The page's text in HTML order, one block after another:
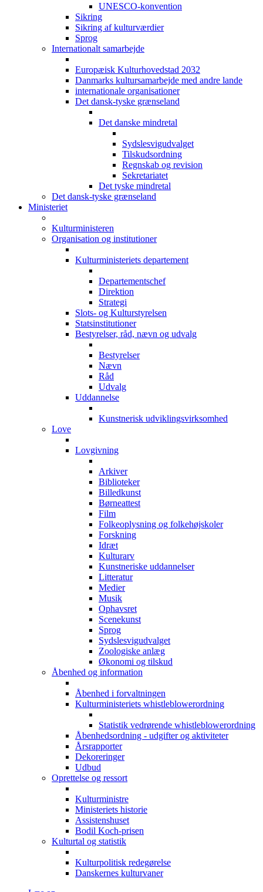
UNESCO-konvention
Sikring
Sikring af kulturværdier
Sprog
Internationalt samarbejde
Europæisk Kulturhovedstad 2032
Danmarks kultursamarbejde med andre lande
internationale organisationer
Det dansk-tyske grænseland
Det danske mindretal
Sydslesvigudvalget
Tilskudsordning
Regnskab og revision
Sekretariatet
Det tyske mindretal
Det dansk-tyske grænseland
Ministeriet
Kulturministeren
Organisation og institutioner
Kulturministeriets departement
Departementschef
Direktion
Strategi
Slots- og Kulturstyrelsen
Statsinstitutioner
Bestyrelser, råd, nævn og udvalg
Bestyrelser
Nævn
Råd
Udvalg
Uddannelse
Kunstnerisk udviklingsvirksomhed
Love
Lovgivning
Arkiver
Biblioteker
Billedkunst
Børneattest
Film
Folkeoplysning og folkehøjskoler
Forskning
Idræt
Kulturarv
Kunstneriske uddannelser
Litteratur
Medier
Musik
Ophavsret
Scenekunst
Sprog
Sydslesvigudvalget
Zoologiske anlæg
Økonomi og tilskud
Åbenhed og information
Åbenhed i forvaltningen
Kulturministeriets whistleblowerordning
Statistik vedrørende whistleblowerordning
Åbenhedsordning - udgifter og aktiviteter
Årsrapporter
Dekoreringer
Udbud
Oprettelse og ressort
Kulturministre
Ministeriets historie
Assistenshuset
Bodil Koch-prisen
Kulturtal og statistik
Kulturpolitisk redegørelse
Danskernes kulturvaner